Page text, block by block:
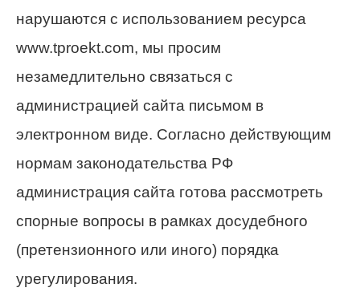
нарушаются с использованием ресурса
www.tproekt.com, мы просим
незамедлительно связаться с
администрацией сайта письмом в
электронном виде. Согласно действующим
нормам законодательства РФ
администрация сайта готова рассмотреть
спорные вопросы в рамках досудебного
(претензионного или иного) порядка
урегулирования.